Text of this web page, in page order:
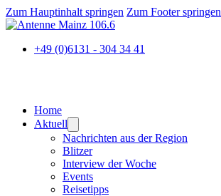
Zum Hauptinhalt springen Zum Footer springen
+49 (0)6131 - 304 34 41
Home
Aktuell
Nachrichten aus der Region
Blitzer
Interview der Woche
Events
Reisetipps